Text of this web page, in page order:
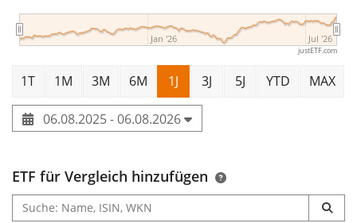
Jan '26 Jul '26
justETF.com
1T 1M 3M 6M 1J 3J 5J YTD MAX
06.08.2025 - 06.08.2026
ETF für Vergleich hinzufügen